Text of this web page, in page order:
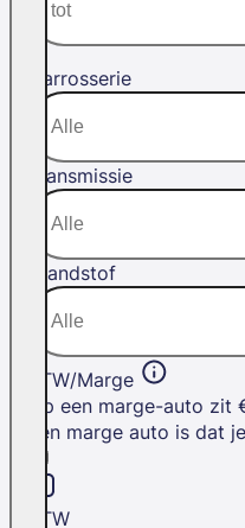
Carrosserie
Transmissie
Brandstof
BTW/Marge
Op een marge-auto
een marge auto is dat
BTW